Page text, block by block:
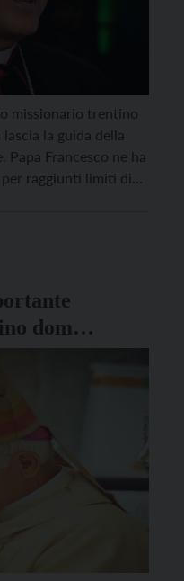
missionario trentino
la guida della
Papa Francesco ne ha
raggiunti limiti di
dom